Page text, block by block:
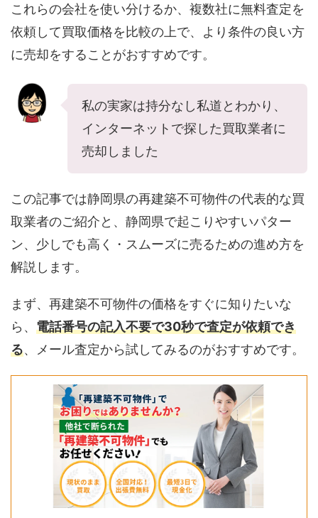
これらの会社を使い分けるか、複数社に無料査定を
依頼して買取価格を比較の上で、より条件の良い方
に売却をすることがおすすめです。
私の実家は持分なし私道とわかり、
インターネットで探した買取業者に
売却しました
この記事では静岡県の再建築不可物件の代表的な買
取業者のご紹介と、静岡県で起こりやすいパター
ン、少しでも高く・スムーズに売るための進め方を
解説します。
まず、再建築不可物件の価格をすぐに知りたいな
ら、 電話番号の記入不要で30秒で査定が依頼でき
る、メール査定から試してみるのがおすすめです。